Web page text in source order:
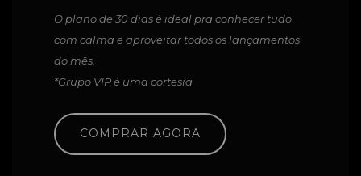
O plano de 30 dias é ideal pra conhecer tudo
com calma e aproveitar todos os lançamentos
do mês.
*Grupo VIP é uma cortesia
COMPRAR AGORA